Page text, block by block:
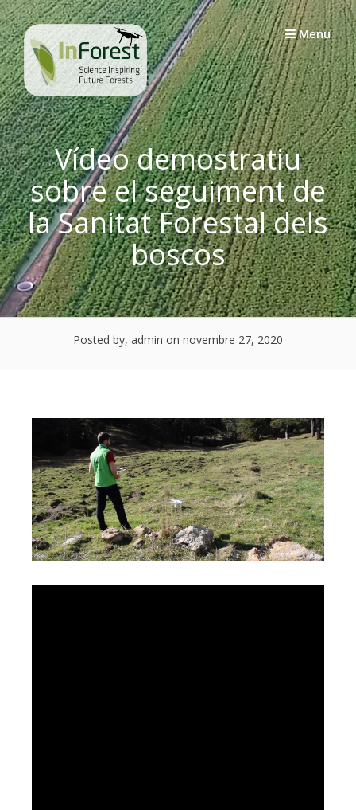
Skip
to
content
Menu
Vídeo demostratiu
sobre el seguiment de
la Sanitat Forestal dels
boscos
Posted by, admin on novembre 27, 2020